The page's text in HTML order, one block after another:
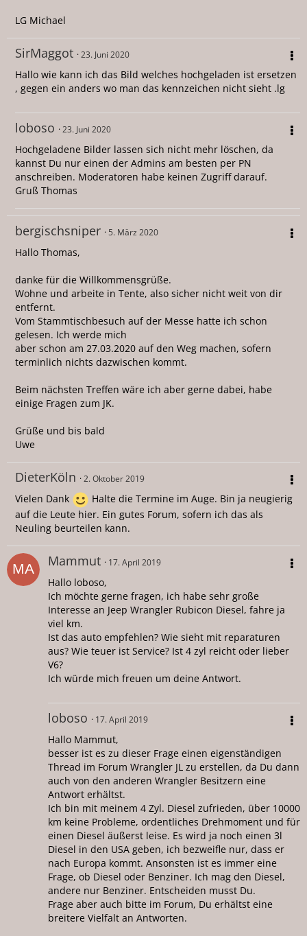
LG Michael
SirMaggot 23. Juni 2020
Hallo wie kann ich das Bild welches hochgeladen ist ersetzen
, gegen ein anders wo man das kennzeichen nicht sieht .lg
loboso 23. Juni 2020
Hochgeladene Bilder lassen sich nicht mehr löschen, da
kannst Du nur einen der Admins am besten per PN
anschreiben. Moderatoren habe keinen Zugriff darauf.
Gruß Thomas
bergischsniper 5. März 2020
Hallo Thomas,
danke für die Willkommensgrüße.
Wohne und arbeite in Tente, also sicher nicht weit von dir
entfernt.
Vom Stammtischbesuch auf der Messe hatte ich schon
gelesen. Ich werde mich
aber schon am 27.03.2020 auf den Weg machen, sofern
terminlich nichts dazwischen kommt.
Beim nächsten Treffen wäre ich aber gerne dabei, habe
einige Fragen zum JK.
Grüße und bis bald
Uwe
DieterKöln 2. Oktober 2019
Vielen Dank
Halte die Termine im Auge. Bin ja neugierig
auf die Leute hier. Ein gutes Forum, sofern ich das als
Neuling beurteilen kann.
Mammut 17. April 2019
Hallo loboso,
Ich möchte gerne fragen, ich habe sehr große
Interesse an Jeep Wrangler Rubicon Diesel, fahre ja
viel km.
Ist das auto empfehlen? Wie sieht mit reparaturen
aus? Wie teuer ist Service? Ist 4 zyl reicht oder lieber
V6?
Ich würde mich freuen um deine Antwort.
loboso 17. April 2019
Hallo Mammut,
besser ist es zu dieser Frage einen eigenständigen
Thread im Forum Wrangler JL zu erstellen, da Du dann
auch von den anderen Wrangler Besitzern eine
Antwort erhältst.
Ich bin mit meinem 4 Zyl. Diesel zufrieden, über 10000
km keine Probleme, ordentliches Drehmoment und für
einen Diesel äußerst leise. Es wird ja noch einen 3l
Diesel in den USA geben, ich bezweifle nur, dass er
nach Europa kommt. Ansonsten ist es immer eine
Frage, ob Diesel oder Benziner. Ich mag den Diesel,
andere nur Benziner. Entscheiden musst Du.
Frage aber auch bitte im Forum, Du erhältst eine
breitere Vielfalt an Antworten.